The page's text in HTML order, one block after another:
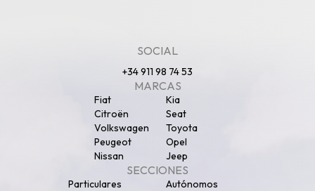
SOCIAL
+34 911 98 74 53
MARCAS
Fiat
Kia
Citroën
Seat
Volkswagen
Toyota
Peugeot
Opel
Nissan
Jeep
SECCIONES
Particulares
Autónomos